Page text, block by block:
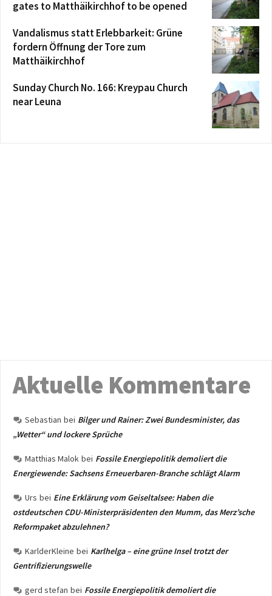
gates to Matthäikirchhof to be opened
Vandalismus statt Erlebbarkeit: Grüne
fordern Öffnung der Tore zum
Matthäikirchhof
Sunday Church No. 166: Kreypau Church
near Leuna
Aktuelle Kommentare
Sebastian bei Bilger und Rainer: Zwei Bundesminister, das
„Wetter“ und lockere Sprüche
Matthias Malok bei Fossile Energiepolitik demoliert die
Energiewende: Sachsens Erneuerbaren-Branche schlägt Alarm
Urs bei Eine Erklärung vom Geiseltalsee: Haben die
ostdeutschen CDU-Ministerpräsidenten den Mumm, das Merz’sche
Reformpaket abzulehnen?
KarlderKleine bei Karlhelga – eine grüne Insel trotzt der
Gentrifizierungswelle
gerd stefan bei Fossile Energiepolitik demoliert die